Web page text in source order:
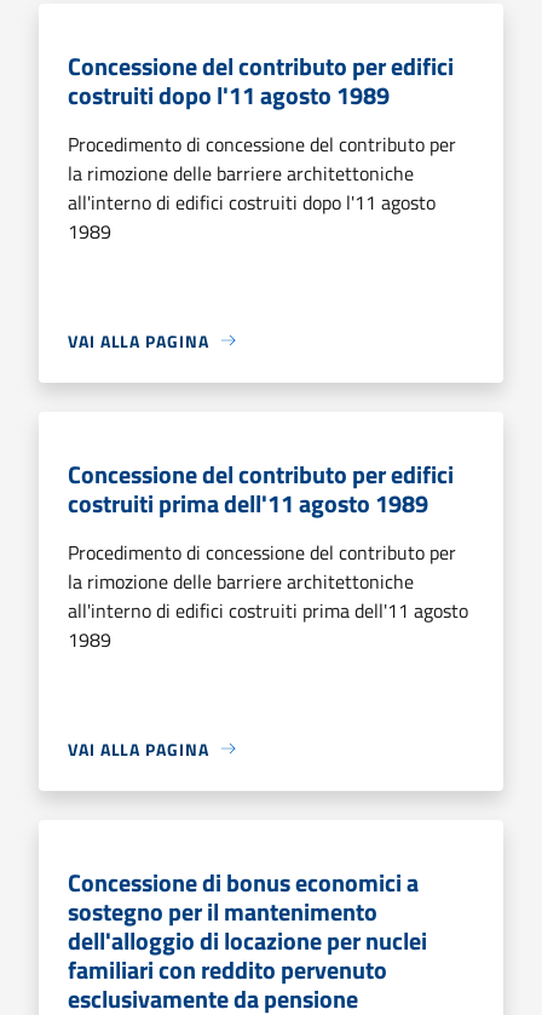
Concessione del contributo per edifici
costruiti dopo l'11 agosto 1989
Procedimento di concessione del contributo per
la rimozione delle barriere architettoniche
all'interno di edifici costruiti dopo l'11 agosto
1989
VAI ALLA PAGINA
Concessione del contributo per edifici
costruiti prima dell'11 agosto 1989
Procedimento di concessione del contributo per
la rimozione delle barriere architettoniche
all'interno di edifici costruiti prima dell'11 agosto
1989
VAI ALLA PAGINA
Concessione di bonus economici a
sostegno per il mantenimento
dell'alloggio di locazione per nuclei
familiari con reddito pervenuto
esclusivamente da pensione